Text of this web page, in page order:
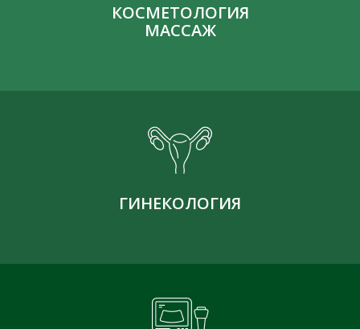
КОСМЕТОЛОГИЯ
МАССАЖ
ГИНЕКОЛОГИЯ